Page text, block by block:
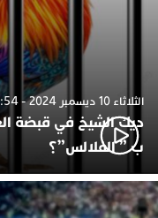
الثلاثاء 10 ديسمبر 2024 - 4:54
ديك الشيخ في قبضة
ب ” الفلالس”؟